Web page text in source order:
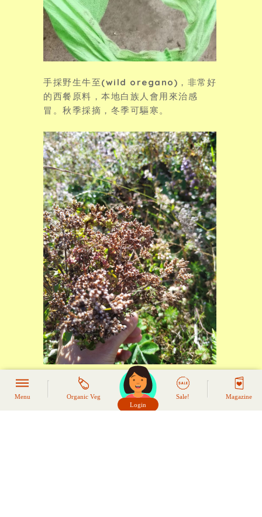
手採野生牛至(wild oregano)，非常好
的西餐原料，本地白族人會用來治感
冒。秋季採摘，冬季可驅寒。
野生黑松露鹽，嚴選來自雲南3000米高
山野生黑松露，不同於市面上大部分的
松露鹽只有1-2%的松露粉，我們用了十
Menu
Organic Veg
Login
頭像生成器: 快樂家庭網上店
Sale! Magazine